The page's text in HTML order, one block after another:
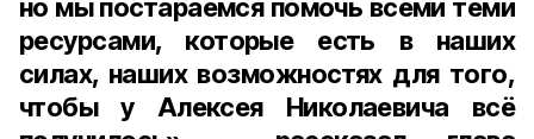
но мы постараемся помочь всеми теми
ресурсами, которые есть в наших
силах, наших возможностях для того,
чтобы у Алексея Николаевича всё